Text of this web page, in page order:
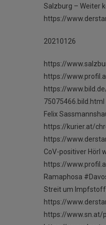
Salzburg – Weiter
https://
20210126
https://
https://
https://
75075466.bild.html
Felix
https://kurier.at/
https://
CoV-positiver Hörl
https://
Ramaphosa
Streit um
https://
https://www.sn.at/